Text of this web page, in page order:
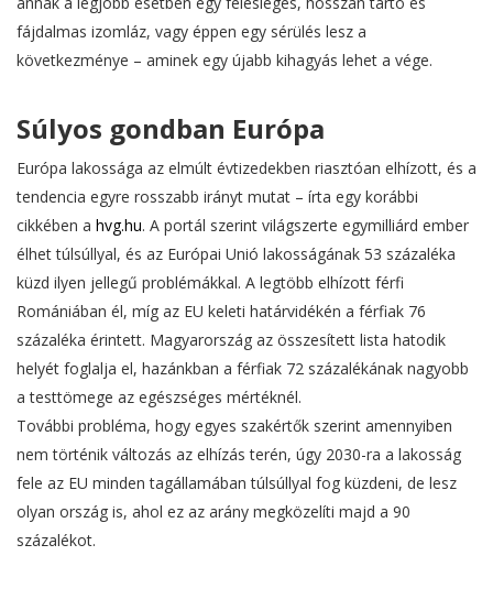
fájdalmas izomláz, vagy éppen egy sérülés lesz a
következménye – aminek egy újabb kihagyás lehet a vége.
Súlyos gondban Európa
Európa lakossága az elmúlt évtizedekben riasztóan elhízott, és a
tendencia egyre rosszabb irányt mutat – írta egy korábbi
cikkében a hvg.hu. A portál szerint világszerte egymilliárd ember
élhet túlsúllyal, és az Európai Unió lakosságának 53 százaléka
küzd ilyen jellegű problémákkal. A legtöbb elhízott férfi
Romániában él, míg az EU keleti határvidékén a férfiak 76
százaléka érintett. Magyarország az összesített lista hatodik
helyét foglalja el, hazánkban a férfiak 72 százalékának nagyobb
a testtömege az egészséges mértéknél.
További probléma, hogy egyes szakértők szerint amennyiben
nem történik változás az elhízás terén, úgy 2030-ra a lakosság
fele az EU minden tagállamában túlsúllyal fog küzdeni, de lesz
olyan ország is, ahol ez az arány megközelíti majd a 90
százalékot.